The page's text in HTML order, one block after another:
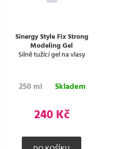
Sinergy Style Fix Strong
Modeling Gel
Silně tužící gel na vlasy
250 ml Skladem
240 Kč